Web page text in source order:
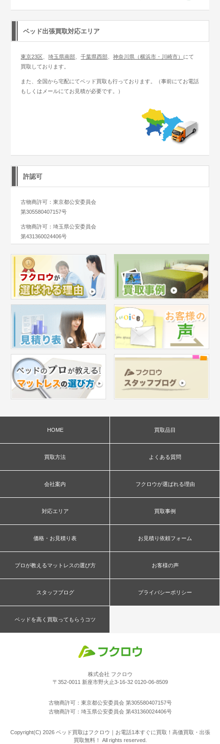
ベッド出張買取対応エリア
東京23区 、埼玉県南部 、千葉県西部 、神奈川県（横浜市・川崎市） にて
買取しております。
また、全国から宅配にてベッド買取も行っております。（事前にてお電話
もしくはメールにてお見積が必要です。）
許認可
古物商許可：東京都公安委員会
第305580407157号
古物商許可：埼玉県公安委員会
第431360024406号
HOME 買取品目
買取方法 よくある質問
会社案内 フクロウが選ばれる理由
対応エリア 買取事例
価格・お見積り表 お見積り依頼フォーム
プロが教えるマットレスの選び方 お客様の声
スタッフブログ プライバシーポリシー
ベッドを高く買取ってもらうコツ
株式会社 フクロウ
〒352-0011 新座市野火止3-16-32 0120-06-8509
古物商許可：東京都公安委員会 第305580407157号
古物商許可：埼玉県公安委員会 第431360024406号
Copyright(C) 2026 ベッド買取はフクロウ｜お電話1本すぐに買取！高価買取・出張
買取無料！ All rights reserved.